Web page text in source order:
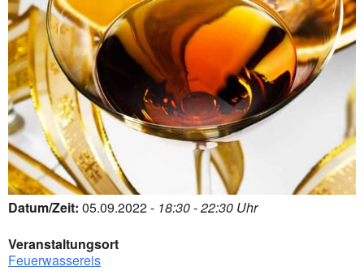
Datum/Zeit: 05.09.2022 - 18:30 - 22:30 Uhr
Veranstaltungsort
Feuerwassereis